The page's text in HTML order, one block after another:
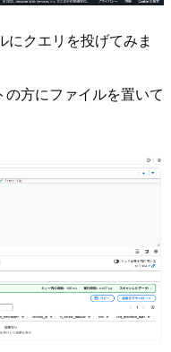
にクエリを投げてみま
方にファイルを置いて